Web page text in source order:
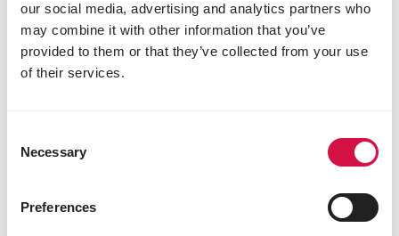
our social media, advertising and analytics partners who
may combine it with other information that you’ve
provided to them or that they’ve collected from your use
of their services.
Selection
Necessary
Preferences
Nu ți-ai găsit job-ul de vis?
Poți aplica oricând. Trimite un e-mail la